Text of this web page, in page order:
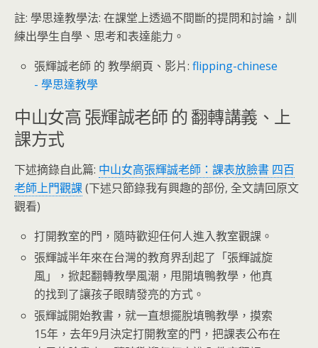
註: 學思達教學法: 在課堂上透過不間斷的提問和討論，訓
練出學生自學、思考和表達能力。
張輝誠老師 的 教學網頁、影片:flipping-chinese
- 學思達教學
中山女高 張輝誠老師 的 翻轉講義、上
課方式
下述摘錄自此篇: 中山女高張輝誠老師：課表放臉書 四百
老師上門觀課(下述只節錄我有興趣的部份, 全文請回原文
觀看)
打開教室的門，隨時歡迎任何人進入教室觀課。
張輝誠半年來在台灣的教育界刮起了「張輝誠旋
風」，掀起翻轉教學風潮，甩開填鴨教學，他真
的找到了讓孩子眼睛發亮的方式。
張輝誠開始教書，就一直想擺脫填鴨教學，摸索
15年，去年9月決定打開教室的門，把課表公布在